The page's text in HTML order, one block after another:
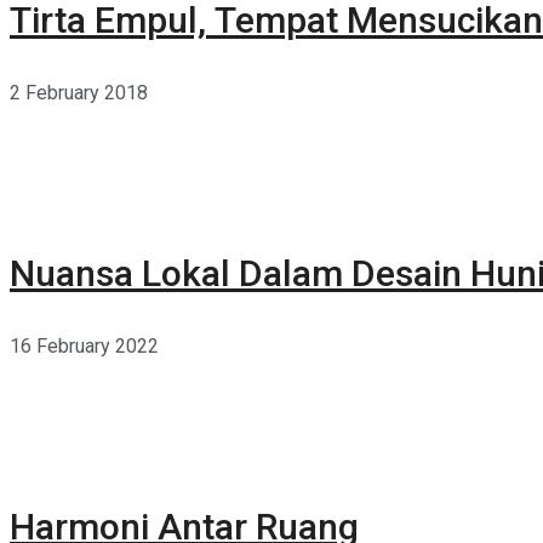
Tirta Empul, Tempat
2 February 2018
Nuansa Lokal Dalam Desain
16 February 2022
Harmoni Antar Ruang